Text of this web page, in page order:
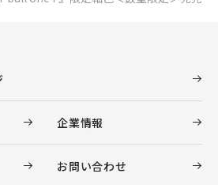
企業情報
お問い合わせ